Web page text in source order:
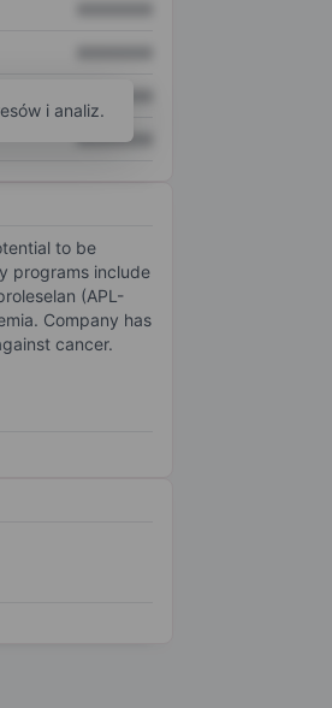
XXXXXXX
i analiz.
to be
programs include
(APL-
Company has
cancer.